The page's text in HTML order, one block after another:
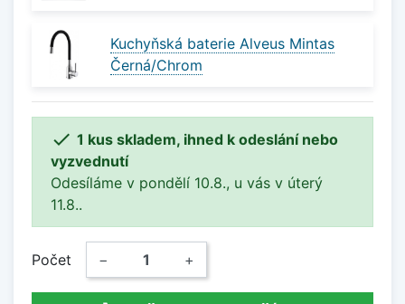
Kuchyňská baterie Alveus Mintas
Černá/Chrom
 1 kus skladem, ihned k odeslání nebo
vyzvednutí
Odesíláme v pondělí 10.8., u vás v úterý
11.8..
Počet − +